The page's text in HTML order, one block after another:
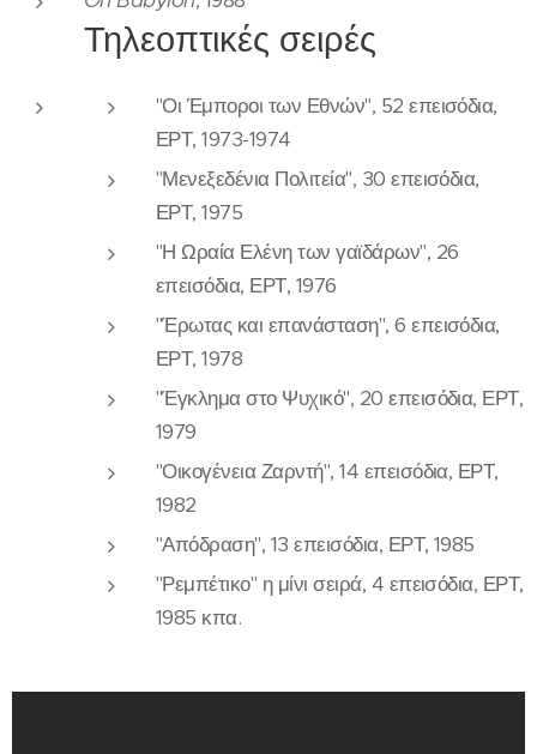
Τηλεοπτικές σειρές
"Οι Έμποροι των Εθνών", 52 επεισόδια,
ΕΡΤ, 1973-1974
"Μενεξεδένια Πολιτεία", 30 επεισόδια,
ΕΡΤ, 1975
"Η Ωραία Ελένη των γαϊδάρων", 26
επεισόδια, ΕΡΤ, 1976
"Έρωτας και επανάσταση", 6 επεισόδια,
ΕΡΤ, 1978
"Έγκλημα στο Ψυχικό", 20 επεισόδια, ΕΡΤ,
1979
"Οικογένεια Ζαρντή", 14 επεισόδια, ΕΡΤ,
1982
"Απόδραση", 13 επεισόδια, ΕΡΤ, 1985
"Ρεμπέτικο" η μίνι σειρά, 4 επεισόδια, ΕΡΤ,
1985 κπα.